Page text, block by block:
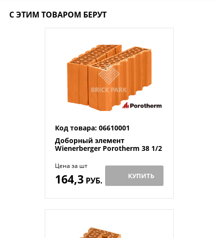
С ЭТИМ ТОВАРОМ БЕРУТ
Код товара: 06610001
Доборный элемент
Wienerberger Porotherm 38 1/2
Цена за шт
164,3РУБ. КУПИТЬ